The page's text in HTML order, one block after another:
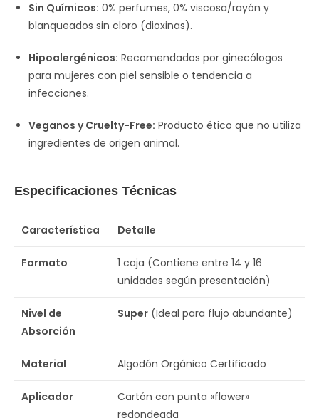
Sin Químicos: 0% perfumes, 0% viscosa/rayón y
blanqueados sin cloro (dioxinas).
Hipoalergénicos: Recomendados por ginecólogos
para mujeres con piel sensible o tendencia a
infecciones.
Veganos y Cruelty-Free: Producto ético que no utiliza
ingredientes de origen animal.
Especificaciones Técnicas
Característica Detalle
Formato
1 caja (Contiene entre 14 y 16
unidades según presentación)
Nivel de
Absorción
Super (Ideal para flujo abundante)
Material Algodón Orgánico Certificado
Aplicador
Cartón con punta «flower»
redondeada